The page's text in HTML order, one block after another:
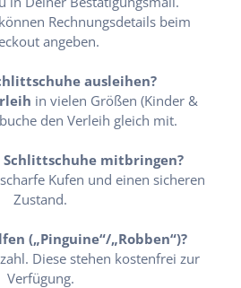
Rechnungsdetails beim
angeben.
ausleihen?
in vielen Größen (Kinder &
den Verleih gleich mit.
Schlittschuhe mitbringen?
Kufen und einen sicheren
Zustand.
(„Pinguine“/„Robben“)?
Diese stehen kostenfrei zur
Verfügung.